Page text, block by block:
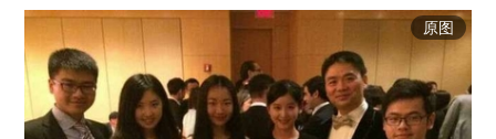
原图